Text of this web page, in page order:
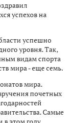
успехов на
успешно
уровня. Так,
видам спорта
мира - еще семь.
мира.
почетных
Самые